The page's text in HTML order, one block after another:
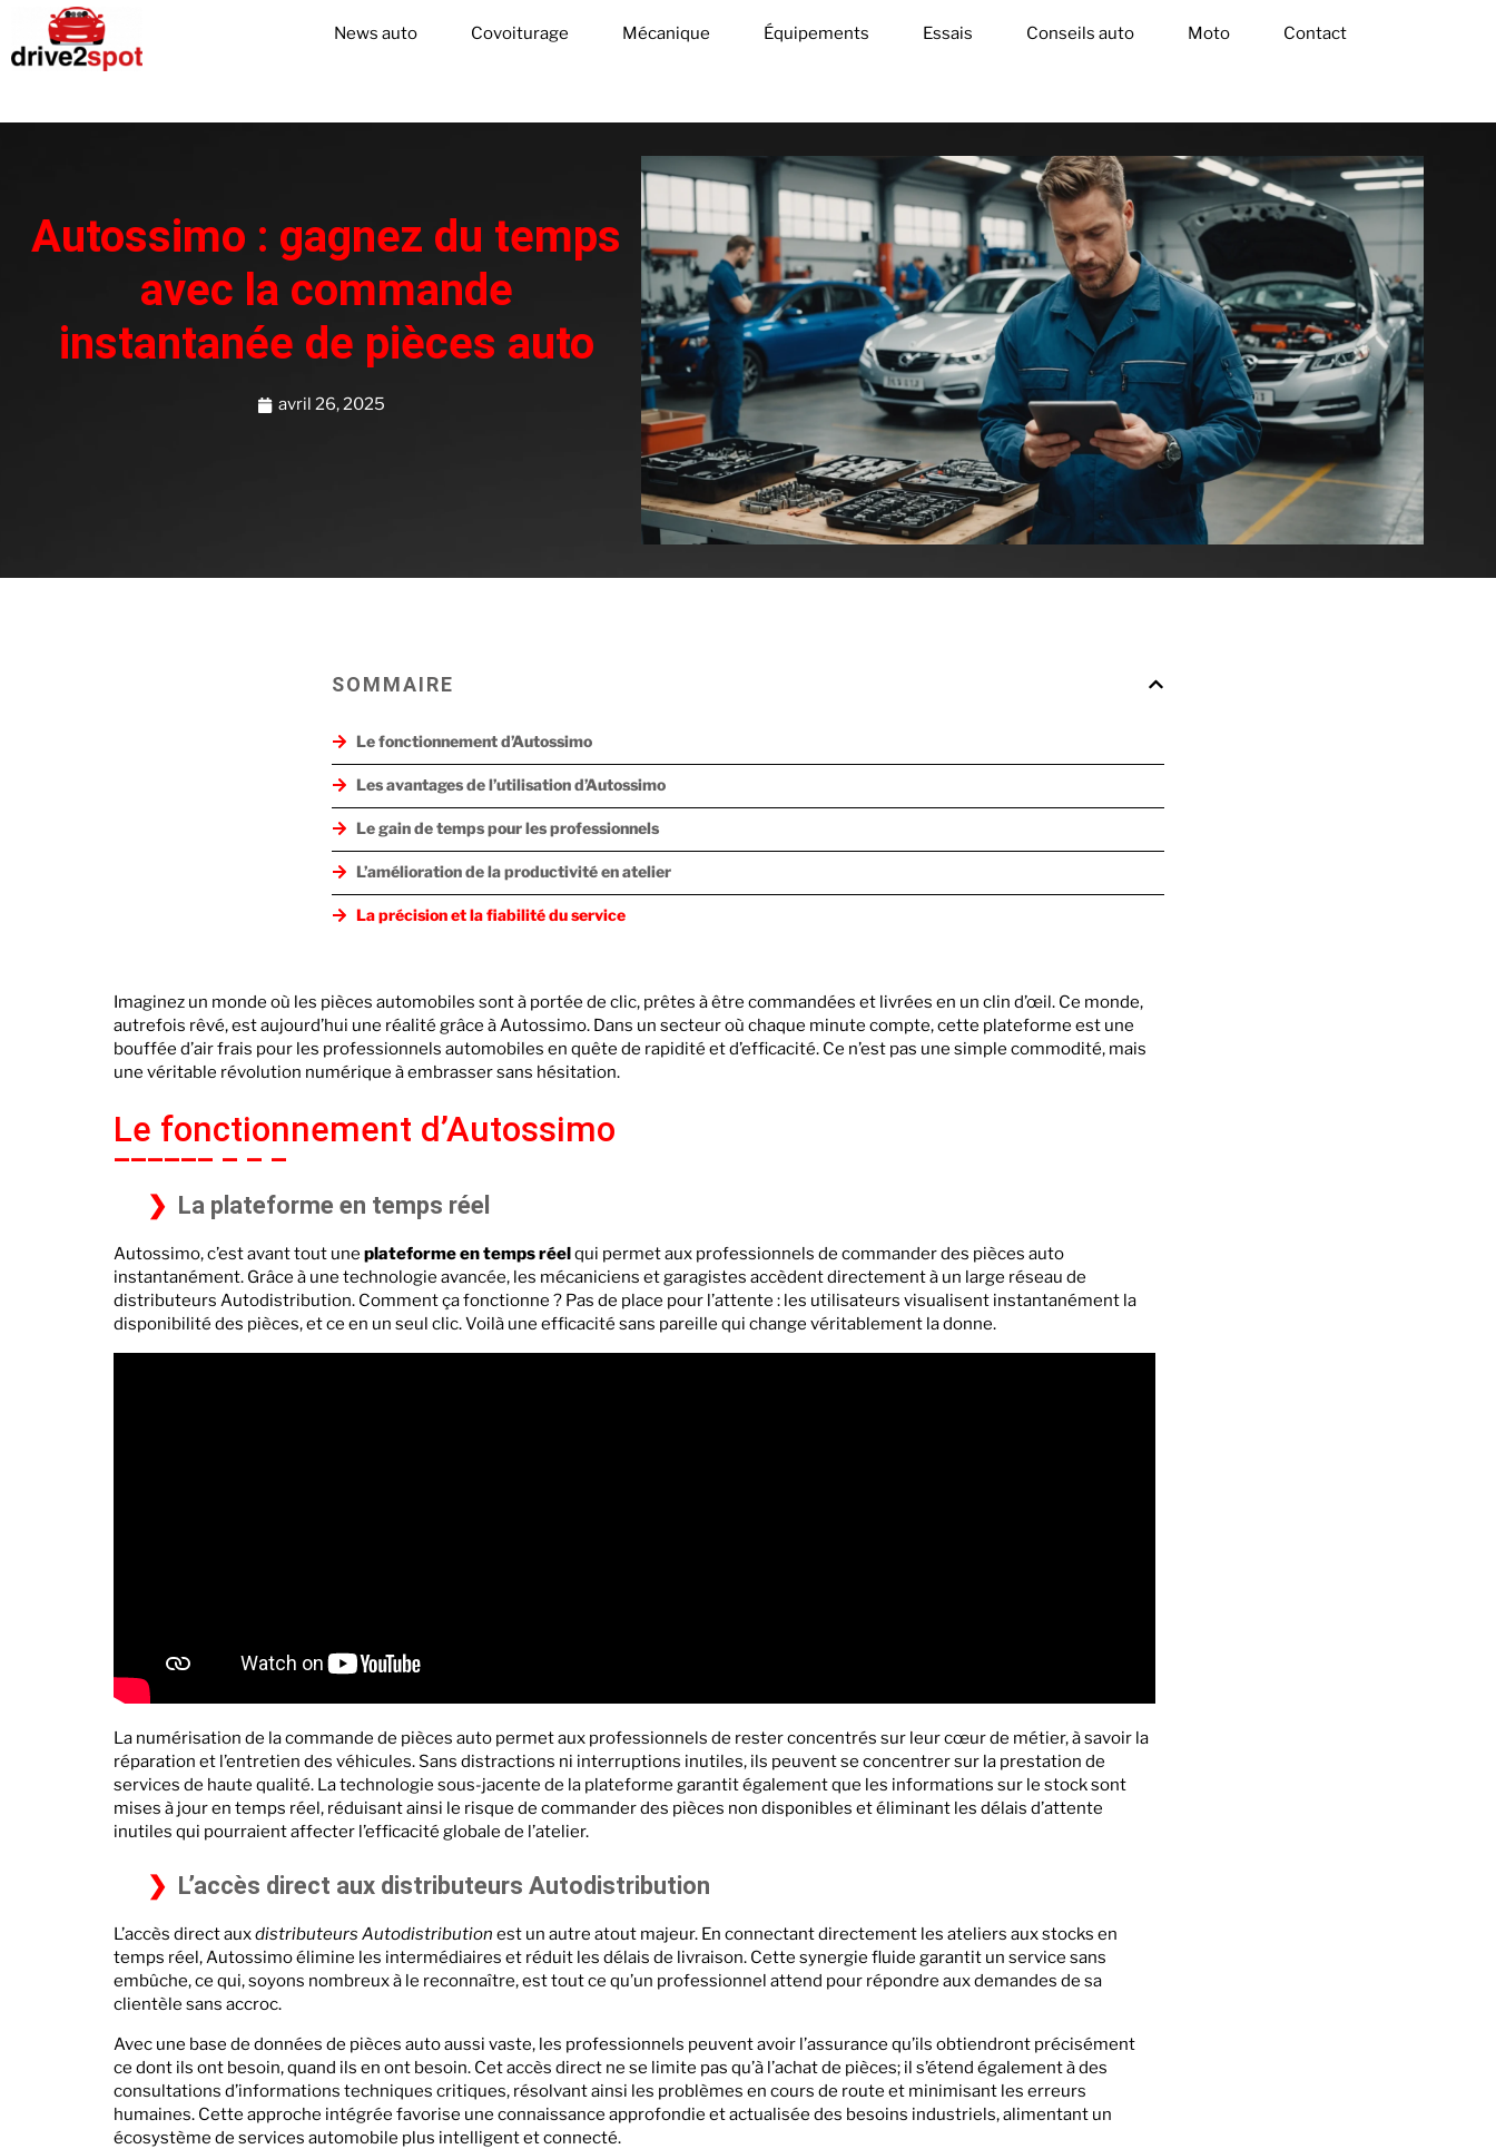
News auto Covoiturage Mécanique Équipements Essais Conseils auto Moto Contact
Autossimo : gagnez du temps
avec la commande
instantanée de pièces auto
avril 26, 2025
SOMMAIRE
Le fonctionnement d’Autossimo
Les avantages de l’utilisation d’Autossimo
Le gain de temps pour les professionnels
L’amélioration de la productivité en atelier
La précision et la fiabilité du service
Imaginez un monde où les pièces automobiles sont à portée de clic, prêtes à être commandées et livrées en un clin d’œil. Ce monde,
autrefois rêvé, est aujourd’hui une réalité grâce à Autossimo. Dans un secteur où chaque minute compte, cette plateforme est une
bouffée d’air frais pour les professionnels automobiles en quête de rapidité et d’efficacité. Ce n’est pas une simple commodité, mais
une véritable révolution numérique à embrasser sans hésitation.
Le fonctionnement d’Autossimo
La plateforme en temps réel
Autossimo, c’est avant tout une plateforme en temps réelqui permet aux professionnels de commander des pièces auto
instantanément. Grâce à une technologie avancée, les mécaniciens et garagistes accèdent directement à un large réseau de
distributeurs Autodistribution. Comment ça fonctionne ? Pas de place pour l’attente : les utilisateurs visualisent instantanément la
disponibilité des pièces, et ce en un seul clic. Voilà une efficacité sans pareille qui change véritablement la donne.
La numérisation de la commande de pièces auto permet aux professionnels de rester concentrés sur leur cœur de métier, à savoir la
réparation et l’entretien des véhicules. Sans distractions ni interruptions inutiles, ils peuvent se concentrer sur la prestation de
services de haute qualité. La technologie sous-jacente de la plateforme garantit également que les informations sur le stock sont
mises à jour en temps réel, réduisant ainsi le risque de commander des pièces non disponibles et éliminant les délais d’attente
inutiles qui pourraient affecter l’efficacité globale de l’atelier.
L’accès direct aux distributeurs Autodistribution
L’accès direct auxdistributeurs Autodistribution est un autre atout majeur. En connectant directement les ateliers aux stocks en
temps réel, Autossimo élimine les intermédiaires et réduit les délais de livraison. Cette synergie fluide garantit un service sans
embûche, ce qui, soyons nombreux à le reconnaître, est tout ce qu’un professionnel attend pour répondre aux demandes de sa
clientèle sans accroc.
Avec une base de données de pièces auto aussi vaste, les professionnels peuvent avoir l’assurance qu’ils obtiendront précisément
ce dont ils ont besoin, quand ils en ont besoin. Cet accès direct ne se limite pas qu’à l’achat de pièces; il s’étend également à des
consultations d’informations techniques critiques, résolvant ainsi les problèmes en cours de route et minimisant les erreurs
humaines. Cette approche intégrée favorise une connaissance approfondie et actualisée des besoins industriels, alimentant un
écosystème de services automobile plus intelligent et connecté.